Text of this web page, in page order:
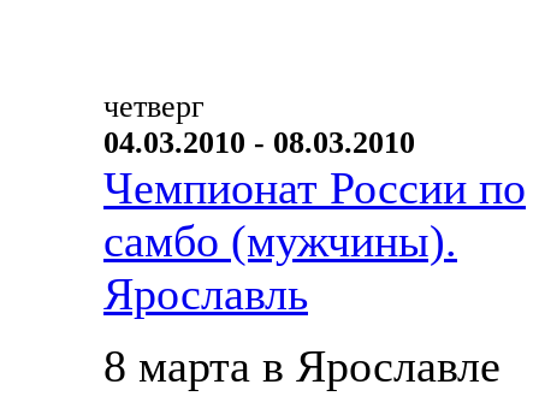
четверг
04.03.2010 - 08.03.2010
Чемпионат России по
самбо (мужчины).
Ярославль
8 марта в Ярославле